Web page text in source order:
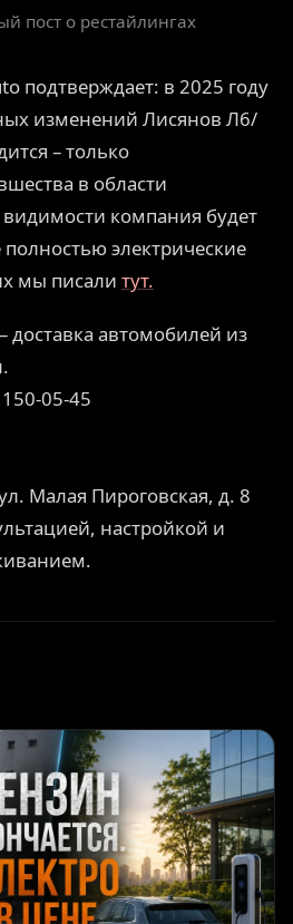
пост о рестайлингах
подтверждает: в 2025 году
изменений Лисянов Л6/
– только
в области
компания будет
электрические
мы писали тут.
доставка автомобилей из
05-45
Малая Пироговская, д. 8
настройкой и